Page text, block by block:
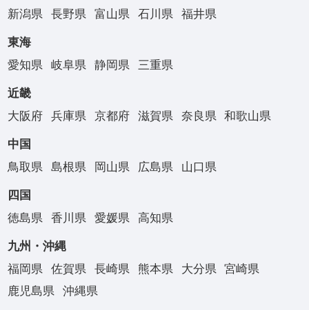
新潟県
長野県 富山県 石川県 福井県
東海
愛知県
岐阜県 静岡県 三重県
近畿
大阪府
兵庫県 京都府 滋賀県 奈良県 和歌山県
中国
鳥取県
島根県 岡山県 広島県 山口県
四国
徳島県
香川県 愛媛県 高知県
九州・沖縄
福岡県
佐賀県 長崎県 熊本県 大分県
宮崎県
鹿児島県
沖縄県